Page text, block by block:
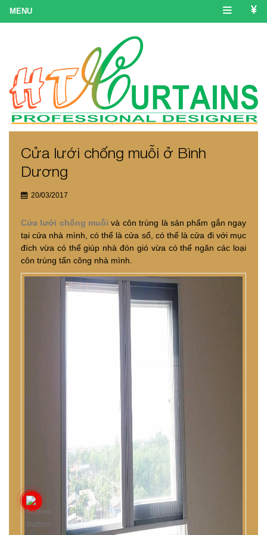
Cửa lưới chống muỗi ở Bình
Dương
20/03/2017
Cửa lưới chống muỗi và côn trùng là sản phẩm gắn ngay
tại cửa nhà mình, có thể là cửa sổ, có thể là cửa đi với mục
đích vừa có thể giúp nhà đón gió vừa có thể ngăn các loại
côn trùng tấn công nhà mình.